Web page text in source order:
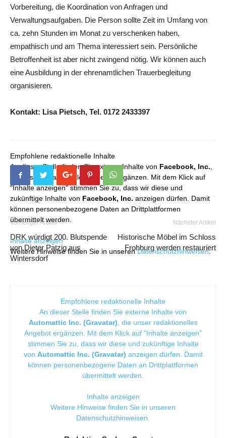
Vorbereitung, die Koordination von Anfragen und
Verwaltungsaufgaben. Die Person sollte Zeit im Umfang von
ca. zehn Stunden im Monat zu verschenken haben,
empathisch und am Thema interessiert sein. Persönliche
Betroffenheit ist aber nicht zwingend nötig. Wir können auch
eine Ausbildung in der ehrenamtlichen Trauerbegleitung
organisieren.
Kontakt: Lisa Pietsch, Tel. 0172 2433397
Empfohlene redaktionelle Inhalte
An dieser Stelle finden Sie externe Inhalte von Facebook, Inc.
die unser redaktionelles Angebot ergänzen. Mit dem Klick auf
"Inhalte anzeigen" stimmen Sie zu, dass wir diese und
zukünftige Inhalte von Facebook, Inc. anzeigen dürfen. Damit
können personenbezogene Daten an Drittplattformen
übermittelt werden.
Inhalte anzeigen
Weitere Hinweise finden Sie in unserenDatenschutzhinweisen.
Vorheriger Artikel
DRK würdigt 200. Blutspende
von Dieter Patzig aus
Wintersdorf
Nächster Artikel
Historische Möbel im Schloss
Frohburg werden restauriert
Empfohlene redaktionelle Inhalte
An dieser Stelle finden Sie externe Inhalte von
Automattic Inc. (Gravatar) , die unser redaktionelles
Angebot ergänzen. Mit dem Klick auf "Inhalte anzeigen"
stimmen Sie zu, dass wir diese und zukünftige Inhalte
von Automattic Inc. (Gravatar) anzeigen dürfen. Damit
können personenbezogene Daten an Drittplattformen
übermittelt werden.
Inhalte anzeigen
Weitere Hinweise finden Sie in unseren
Datenschutzhinweisen